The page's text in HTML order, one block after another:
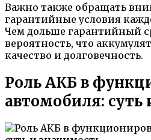
Важно также обращать
гарантийные условия
Чем дольше гарантийный
вероятность, что
качество и долговечность.
Роль АКБ в
автомобиля: суть